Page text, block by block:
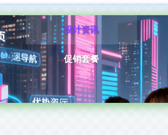
设计资讯
促销套餐